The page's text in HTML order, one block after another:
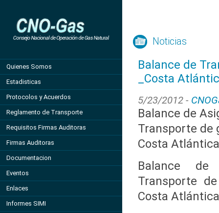
Quienes Somos
Estadisticas
Protocolos y Acuerdos
Reglamento de Transporte
Requisitos Firmas Auditoras
Firmas Auditoras
Documentacion
Eventos
Enlaces
Informes SIMI
Noticias
Balance de
_Costa
5/23/2012 -
Balance de
Transporte de
Costa Atlántica
Balance de
Transporte
Costa Atlántica